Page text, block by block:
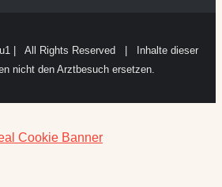
| All Rights Reserved | Inhalte dieser
nicht den Arztbesuch ersetzen.
Cookie Banner